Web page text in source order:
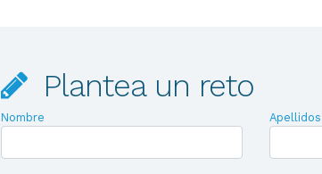
Plantea un reto
Nombre Apellidos